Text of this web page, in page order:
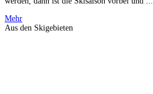
Mehr
Aus den Skigebieten